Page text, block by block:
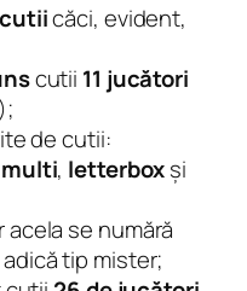
căci, evident,
cutii 11 jucători
de cutii:
multi, letterboxși
acela se numără
tip mister;